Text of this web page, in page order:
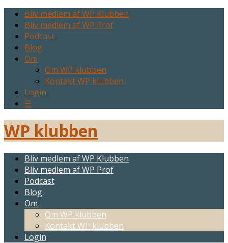
Bliv medlem af WP Klubben
Bliv medlem af WP Prof
Podcast
Blog
Om
Om WP klubben
Kontakt WP klubben
Login
☰
WP klubben
Bliv medlem af WP Klubben
Bliv medlem af WP Prof
Podcast
Blog
Om
Om WP klubben
Kontakt WP klubben
Login